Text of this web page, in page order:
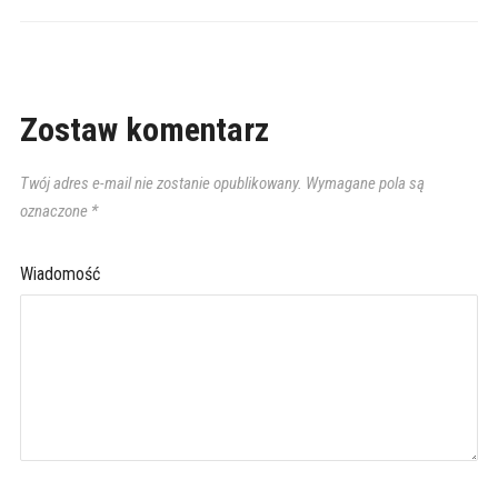
Zostaw komentarz
Twój adres e-mail nie zostanie opublikowany. Wymagane pola są
oznaczone *
Wiadomość